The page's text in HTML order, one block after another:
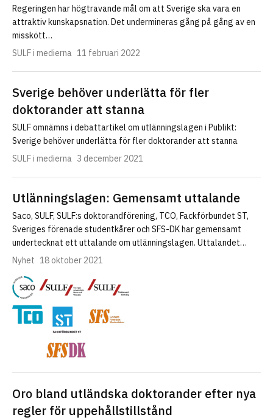
Regeringen har högtravande mål om att Sverige ska vara en
attraktiv kunskapsnation. Det undermineras gång på gång av en
misskött…
SULF i medierna 11 februari 2022
Sverige behöver underlätta för fler
doktorander att stanna
SULF omnämns i debattartikel om utlänningslagen i Publikt:
Sverige behöver underlätta för fler doktorander att stanna
SULF i medierna 3 december 2021
Utlänningslagen: Gemensamt uttalande
Saco, SULF, SULF:s doktorandförening, TCO, Fackförbundet ST,
Sveriges förenade studentkårer och SFS-DK har gemensamt
undertecknat ett uttalande om utlänningslagen. Uttalandet…
Nyhet 18 oktober 2021
Oro bland utländska doktorander efter nya
regler för uppehållstillstånd